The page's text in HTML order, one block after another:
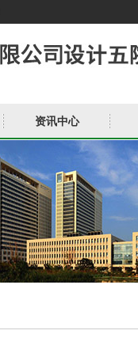
资讯中心